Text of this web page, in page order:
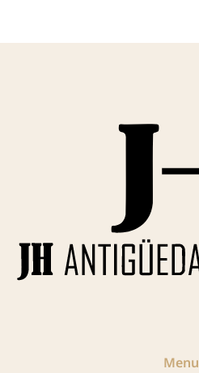
Menu